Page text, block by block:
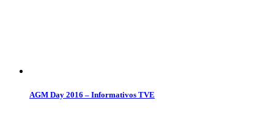
AGM Day 2016 – Informativos TVE